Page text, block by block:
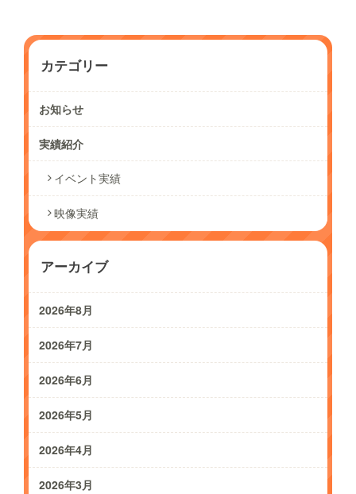
カテゴリー
お知らせ
実績紹介
イベント実績
映像実績
アーカイブ
2026年8月
2026年7月
2026年6月
2026年5月
2026年4月
2026年3月